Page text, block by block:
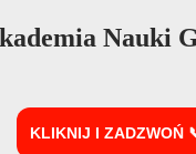
Nauki
KLIKNIJ I ZADZWOŃ